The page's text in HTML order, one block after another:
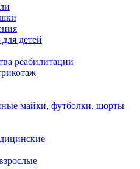
детей
реабилитации
майки, футболки, шорты